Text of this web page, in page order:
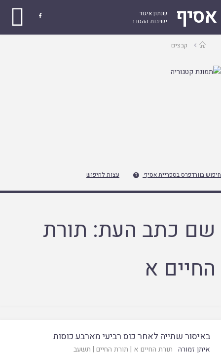
אסיף
שנתון איגוד
ישיבות ההסדר

עמודקבצים
חיפוש בוורדפרס בספריית אסיף  עצות לחיפוש
שם כתב העת: תורת
החיים א
באיסור שתייה לאחר כוס רביעי מארבע כוסות
איתן זמורה תורת החיים א | תורת החיים | תשעב